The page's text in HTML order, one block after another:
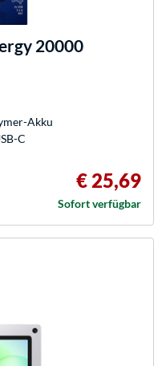
20000
Akku
C
€ 25,69
Sofort verfügbar